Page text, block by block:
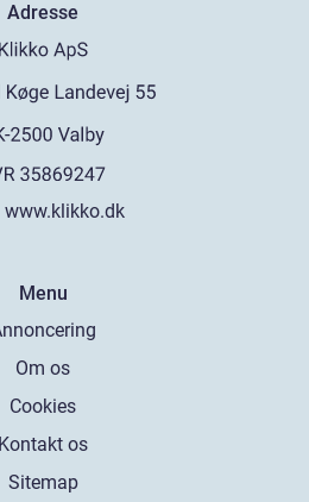
Adresse
www.klikko.dk
Menu
Om os
Cookies
Kontakt os
Sitemap